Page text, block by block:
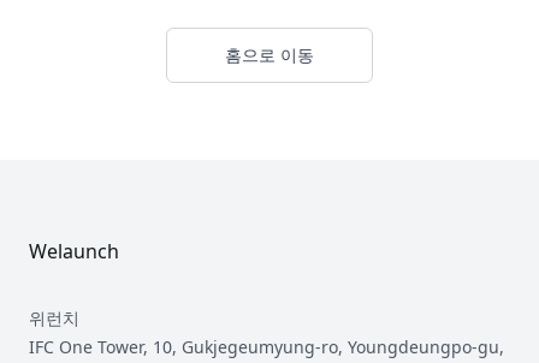
홈으로 이동
Welaunch
위런치
IFC One Tower, 10, Gukjegeumyung-ro, Youngdeungpo-gu,